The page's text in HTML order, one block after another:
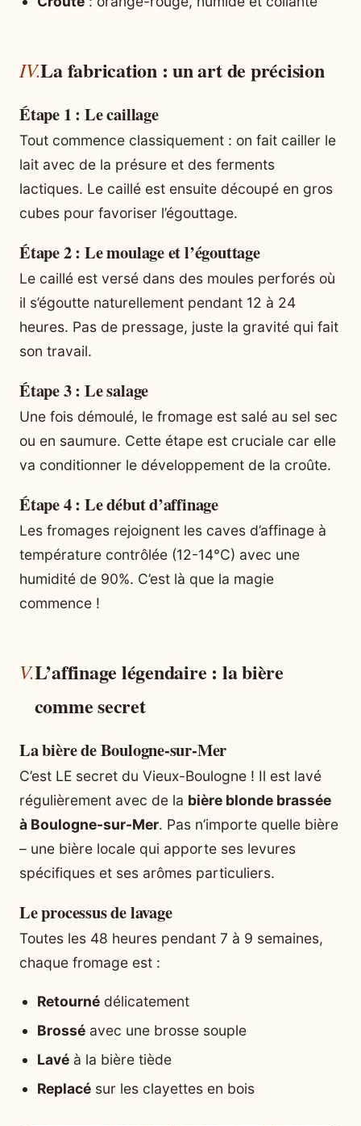
La fabrication : un art de précision
Étape 1 : Le caillage
Tout commence classiquement : on fait cailler le
lait avec de la présure et des ferments
lactiques. Le caillé est ensuite découpé en gros
cubes pour favoriser l’égouttage.
Étape 2 : Le moulage et l’égouttage
Le caillé est versé dans des moules perforés où
il s’égoutte naturellement pendant 12 à 24
heures. Pas de pressage, juste la gravité qui fait
son travail.
Étape 3 : Le salage
Une fois démoulé, le fromage est salé au sel sec
ou en saumure. Cette étape est cruciale car elle
va conditionner le développement de la croûte.
Étape 4 : Le début d’affinage
Les fromages rejoignent les caves d’affinage à
température contrôlée (12-14°C) avec une
humidité de 90%. C’est là que la magie
commence !
L’affinage légendaire : la bière
comme secret
La bière de Boulogne-sur-Mer
C’est LE secret du Vieux-Boulogne ! Il est lavé
régulièrement avec de la bière blonde brassée
à Boulogne-sur-Mer. Pas n’importe quelle bière
– une bière locale qui apporte ses levures
spécifiques et ses arômes particuliers.
Le processus de lavage
Toutes les 48 heures pendant 7 à 9 semaines,
chaque fromage est :
Retourné délicatement
Brossé avec une brosse souple
Lavé à la bière tiède
Replacé sur les clayettes en bois